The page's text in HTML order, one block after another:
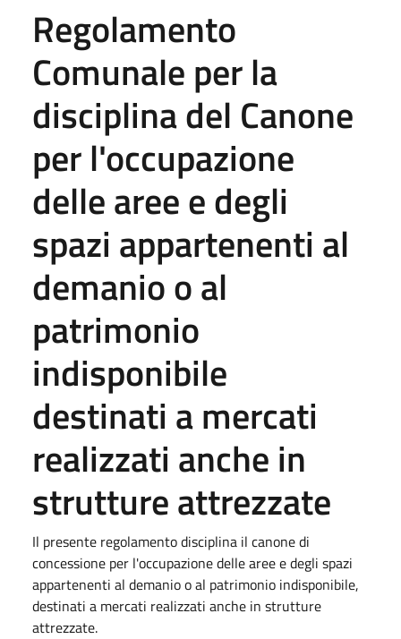
Regolamento
Comunale per la
disciplina del Canone
per l'occupazione
delle aree e degli
spazi appartenenti al
demanio o al
patrimonio
indisponibile
destinati a mercati
realizzati anche in
strutture attrezzate
Il presente regolamento disciplina il canone di
concessione per l'occupazione delle aree e degli spazi
appartenenti al demanio o al patrimonio indisponibile,
destinati a mercati realizzati anche in strutture
attrezzate.